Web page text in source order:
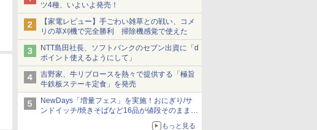
ツ4種、いよいよ発売！
【家電レビュー】手ごわい雑草との戦い、コメ
リの草刈機で完全勝利 掃除機感覚で使えた
NTT島田社長、ソフトバンクのセブン出資に「d
ポイント使えるようにして」
吉野家、牛リブロースを熱々で提供する「極旨
牛鉄板ステーキ定食」を発売
NewDays「増量フェス」を実施！おにぎり/サ
ンドイッチ/焼きそばなど16品が値段そのままで
もっと見る